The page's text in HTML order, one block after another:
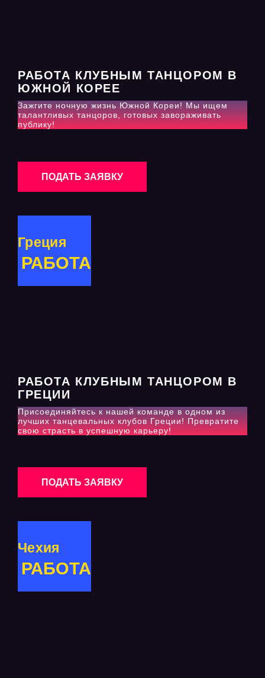
РАБОТА КЛУБНЫМ ТАНЦОРОМ В
ЮЖНОЙ КОРЕЕ
Зажгите ночную жизнь Южной Кореи! Мы ищем
талантливых танцоров, готовых завораживать
публику!
ПОДАТЬ ЗАЯВКУ
Греция
РАБОТА
РАБОТА КЛУБНЫМ ТАНЦОРОМ В
ГРЕЦИИ
Присоединяйтесь к нашей команде в одном из
лучших танцевальных клубов Греции! Превратите
свою страсть в успешную карьеру!
ПОДАТЬ ЗАЯВКУ
Чехия
РАБОТА